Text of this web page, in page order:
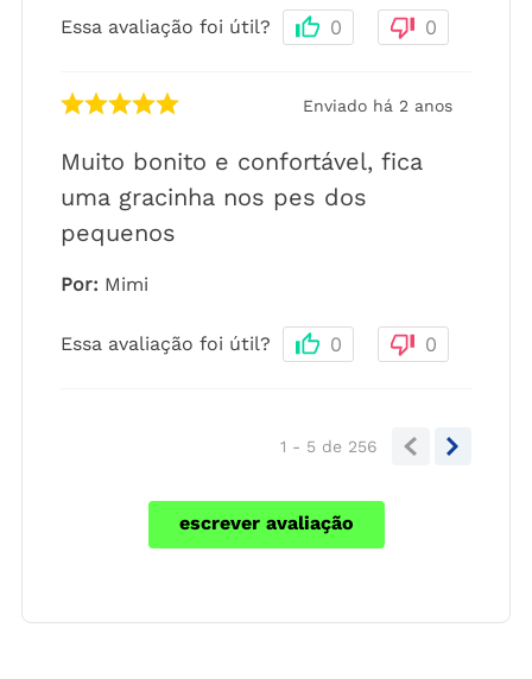
Essa avaliação foi útil? 0 0
Enviado há 2 anos
Muito bonito e confortável, fica
uma gracinha nos pes dos
pequenos
Por: Mimi
Essa avaliação foi útil? 0 0
1 - 5 de 256
escrever avaliação